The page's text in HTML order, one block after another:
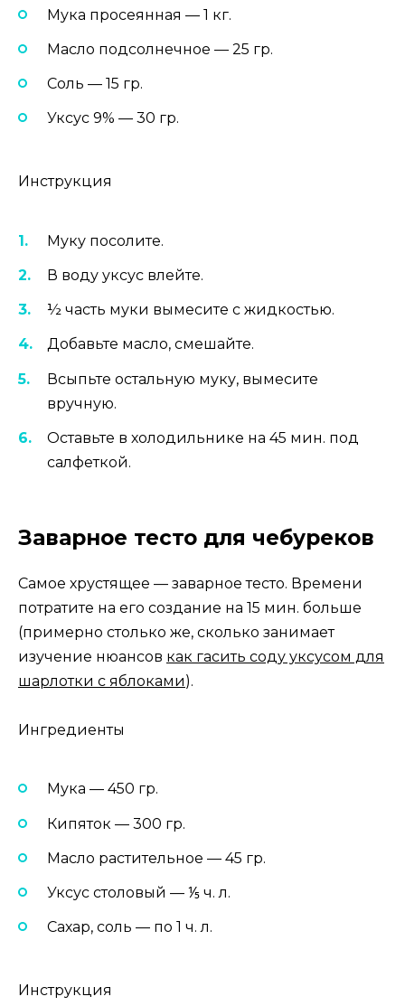
Мука просеянная — 1 кг.
Масло подсолнечное — 25 гр.
Соль — 15 гр.
Уксус 9% — 30 гр.
Инструкция
Муку посолите.
В воду уксус влейте.
½ часть муки вымесите с жидкостью.
Добавьте масло, смешайте.
Всыпьте остальную муку, вымесите
вручную.
Оставьте в холодильнике на 45 мин. под
салфеткой.
Заварное тесто для чебуреков
Самое хрустящее — заварное тесто. Времени
потратите на его создание на 15 мин. больше
(примерно столько же, сколько занимает
изучение нюансов как гасить соду уксусом для
шарлотки с яблоками).
Ингредиенты
Мука — 450 гр.
Кипяток — 300 гр.
Масло растительное — 45 гр.
Уксус столовый — ⅕ ч. л.
Сахар, соль — по 1 ч. л.
Инструкция